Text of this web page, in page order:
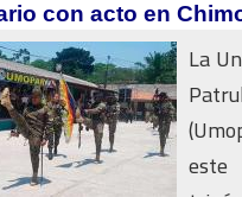
con acto en
La